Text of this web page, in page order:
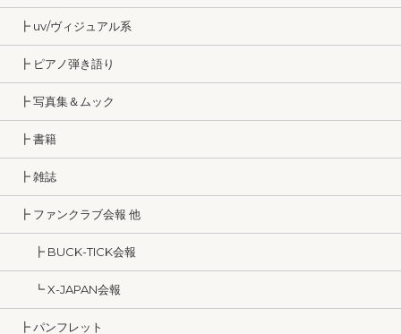
┣ uv/ヴィジュアル系
┣ ピアノ弾き語り
┣ 写真集＆ムック
┣ 書籍
┣ 雑誌
┣ ファンクラブ会報 他
┣ BUCK-TICK会報
┗ X-JAPAN会報
┣ パンフレット